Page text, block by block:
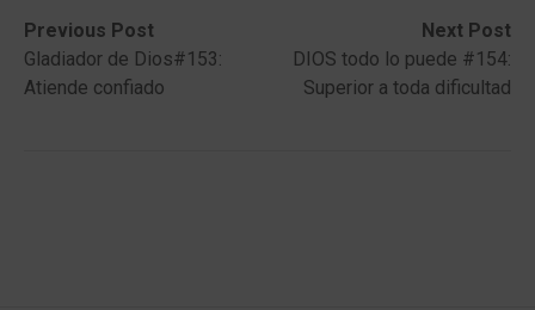
Post
navigation
Previous Post
Previous
post:Gladiador de Dios#153:
Atiende confiado
Next Post
Next
post:
DIOS todo lo puede #154:
Superior a toda dificultad